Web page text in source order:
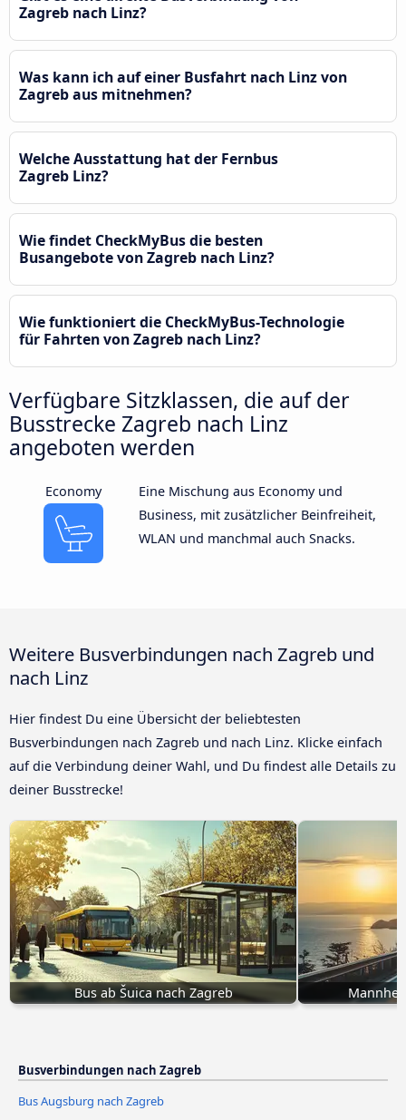
Zagreb nach Linz?
Was kann ich auf einer Busfahrt nach Linz von
Zagreb aus mitnehmen?
Welche Ausstattung hat der Fernbus
Zagreb Linz?
Wie findet CheckMyBus die besten
Busangebote von Zagreb nach Linz?
Wie funktioniert die CheckMyBus-Technologie
für Fahrten von Zagreb nach Linz?
Verfügbare Sitzklassen, die auf der
Busstrecke Zagreb nach Linz
angeboten werden
Economy
Eine Mischung aus Economy und
Business, mit zusätzlicher Beinfreiheit,
WLAN und manchmal auch Snacks.
Weitere Busverbindungen nach Zagreb und
nach Linz
Hier findest Du eine Übersicht der beliebtesten
Busverbindungen nach Zagreb und nach Linz. Klicke einfach
auf die Verbindung deiner Wahl, und Du findest alle Details zu
deiner Busstrecke!
Bus ab Šuica nach Zagreb
Busverbindungen nach Zagreb
Bus Augsburg nach Zagreb